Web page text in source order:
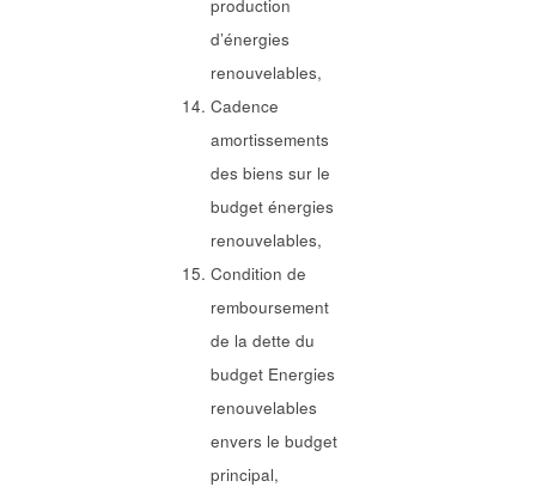
production
d’énergies
renouvelables,
Cadence
amortissements
des biens sur le
budget énergies
renouvelables,
Condition de
remboursement
de la dette du
budget Energies
renouvelables
envers le budget
principal,